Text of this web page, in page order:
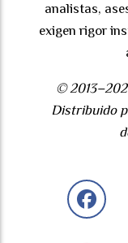
analistas,
exigen rigor
©
Distribuido